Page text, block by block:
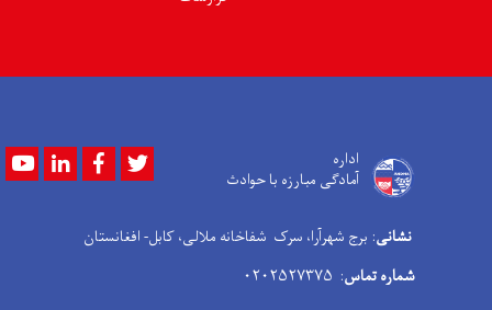
اداره
آمادگی مبارزه با حوادث
YoutubeLinkedInFacebook
نشانی: برج شهرآرا، سرک شفاخانه ملالی، کابل- افغانستان
شماره تماس: ۰۲۰۲۵۲۷۳۷۵